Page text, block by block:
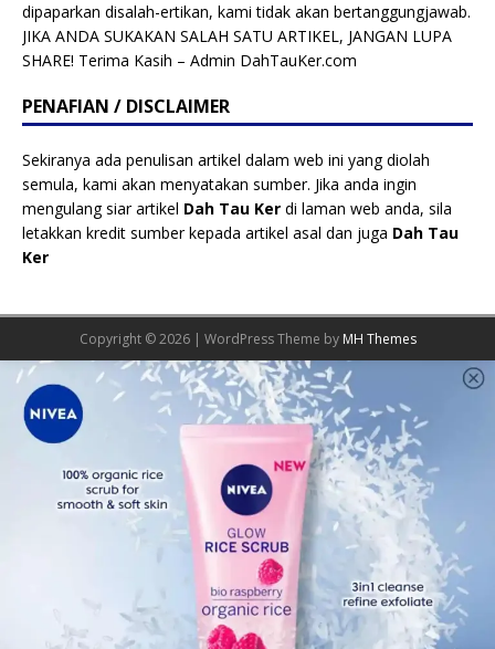
dipaparkan disalah-ertikan, kami tidak akan bertanggungjawab.
JIKA ANDA SUKAKAN SALAH SATU ARTIKEL, JANGAN LUPA
SHARE! Terima Kasih – Admin DahTauKer.com
PENAFIAN / DISCLAIMER
Sekiranya ada penulisan artikel dalam web ini yang diolah
semula, kami akan menyatakan sumber. Jika anda ingin
mengulang siar artikel Dah Tau Ker di laman web anda, sila
letakkan kredit sumber kepada artikel asal dan juga Dah Tau
Ker
Copyright © 2026 | WordPress Theme by MH Themes